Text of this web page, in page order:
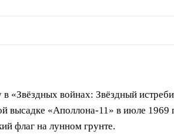
«Звёздных войнах: Звёздный
высадке «Аполлона-11» в июле
флаг на лунном грунте.